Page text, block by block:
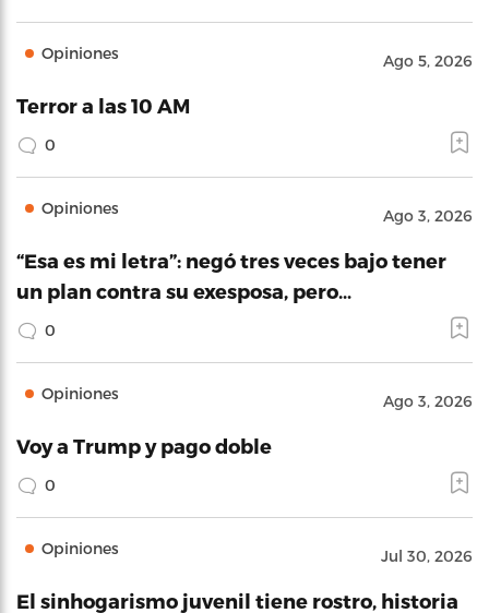
Opiniones Ago 5, 2026
Terror a las 10 AM
0
Opiniones Ago 3, 2026
“Esa es mi letra”: negó tres veces bajo tener
un plan contra su exesposa, pero…
0
Opiniones Ago 3, 2026
Voy a Trump y pago doble
0
Opiniones Jul 30, 2026
El sinhogarismo juvenil tiene rostro, historia